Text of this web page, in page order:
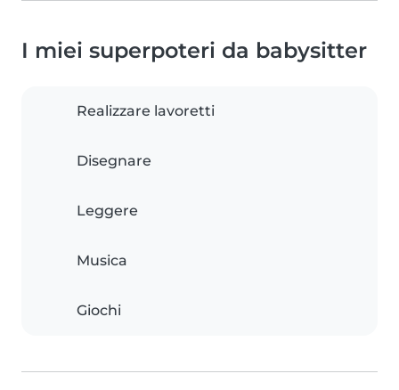
I miei superpoteri da babysitter
Realizzare lavoretti
Disegnare
Leggere
Musica
Giochi